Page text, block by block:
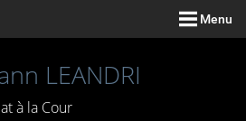
Menu
LEANDRI
à la Cour